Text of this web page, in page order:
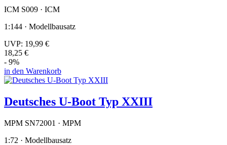
ICM S009 · ICM
1:144 · Modellbausatz
UVP: 19,99 €
18,25 €
- 9%
in den Warenkorb
Deutsches U-Boot Typ XXIII
MPM SN72001 · MPM
1:72 · Modellbausatz